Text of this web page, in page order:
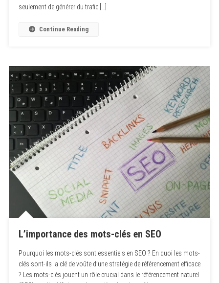
seulement de générer du trafic […]
Continue Reading
L’importance des mots-clés en SEO
Pourquoi les mots-clés sont essentiels en SEO ? En quoi les mots-
clés sont-ils la clé de voûte d’une stratégie de référencement efficace
? Les mots-clés jouent un rôle crucial dans le référencement naturel